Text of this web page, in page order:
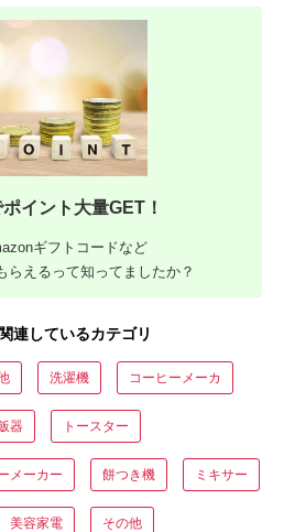
イント大量GET！
ギフトコードなど
らえるって知ってましたか？
連しているカテゴリ
洗濯機 コーヒーメーカ
器 トースター
メーカー 餅つき機 ミキサー
美容家電 その他